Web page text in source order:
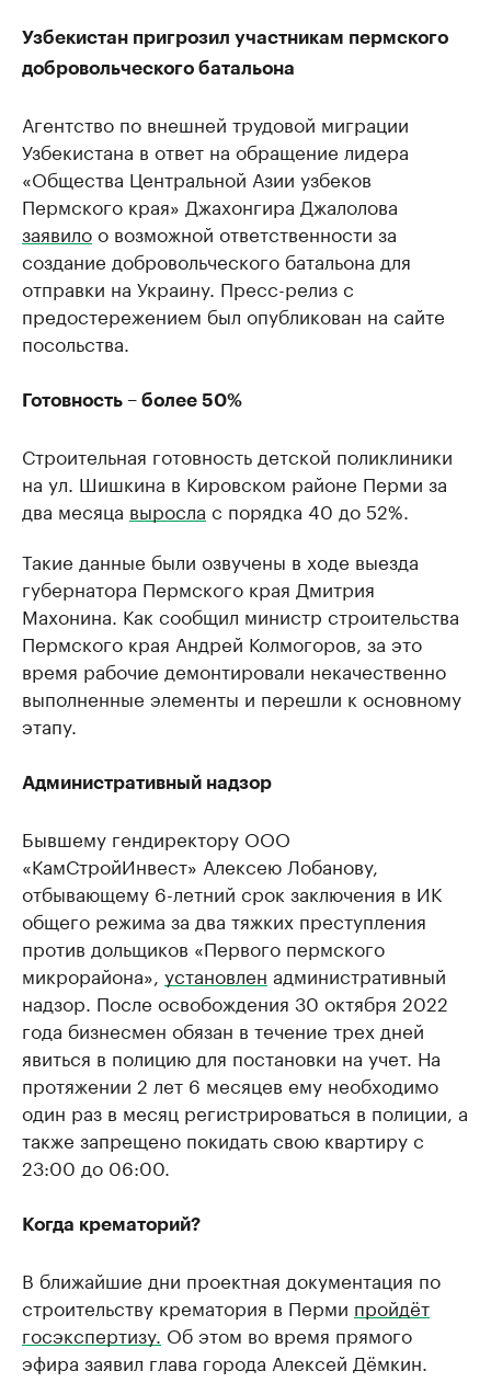
Узбекистан пригрозил участникам пермского
добровольческого батальона
Агентство по внешней трудовой миграции
Узбекистана в ответ на обращение лидера
«Общества Центральной Азии узбеков
Пермского края» Джахонгира Джалолова
заявилоо возможной ответственности за
создание добровольческого батальона для
отправки на Украину. Пресс-релиз с
предостережением был опубликован на сайте
посольства.
Готовность – более 50%
Строительная готовность детской поликлиники
на ул. Шишкина в Кировском районе Перми за
два месяца выросла с порядка 40 до 52%.
Такие данные были озвучены в ходе выезда
губернатора Пермского края Дмитрия
Махонина. Как сообщил министр строительства
Пермского края Андрей Колмогоров, за это
время рабочие демонтировали некачественно
выполненные элементы и перешли к основному
этапу.
Административный надзор
Бывшему гендиректору ООО
«КамСтройИнвест» Алексею Лобанову,
отбывающему 6-летний срок заключения в ИК
общего режима за два тяжких преступления
против дольщиков «Первого пермского
микрорайона», установлен административный
надзор. После освобождения 30 октября 2022
года бизнесмен обязан в течение трех дней
явиться в полицию для постановки на учет. На
протяжении 2 лет 6 месяцев ему необходимо
один раз в месяц регистрироваться в полиции, а
также запрещено покидать свою квартиру с
23:00 до 06:00.
Когда крематорий?
В ближайшие дни проектная документация по
строительству крематория в Перми пройдёт
госэкспертизу. Об этом во время прямого
эфира заявил глава города Алексей Дёмкин.